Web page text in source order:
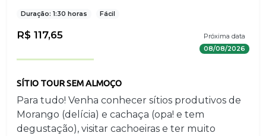
Duração: 1:30 horas Fácil
Próxima data
08/08/2026
R$ 117,65
SÍTIO TOUR SEM ALMOÇO
Para tudo! Venha conhecer sítios produtivos de
Morango (delícia) e cachaça (opa! e tem
degustação), visitar cachoeiras e ter muito